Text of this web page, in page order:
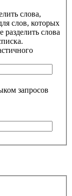
слова,
слов, которых
слова
запросов